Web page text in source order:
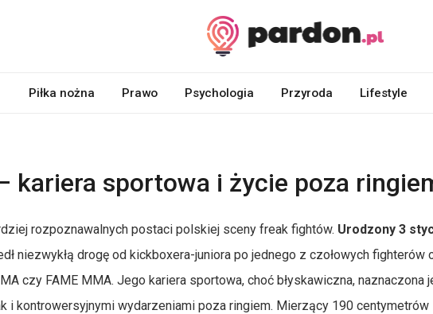
Piłka nożna Prawo Psychologia Przyroda Lifestyle
kariera sportowa i życie poza
rozpoznawalnych postaci polskiej sceny freak fightów. Urodzony 3
niezwykłą drogę od kickboxera-juniora po jednego z czołowych fighterów
czy FAME MMA. Jego kariera sportowa, choć błyskawiczna, naznaczona
i kontrowersyjnymi wydarzeniami poza ringiem. Mierzący 190 centymetrów